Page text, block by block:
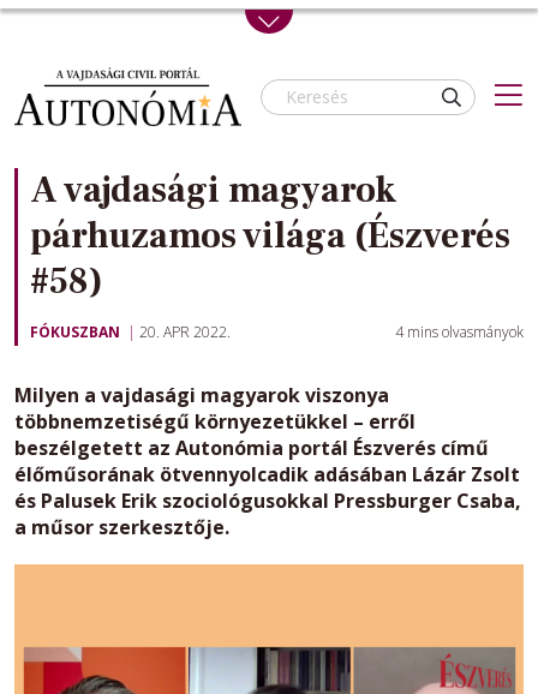
Skip to main content
A vajdasági magyarok
párhuzamos világa (Észverés
#58)
FÓKUSZBAN 20. APR 2022. 4 mins olvasmányok
Milyen a vajdasági magyarok viszonya
többnemzetiségű környezetükkel – erről
beszélgetett az Autonómia portál Észverés című
élőműsorának ötvennyolcadik adásában Lázár Zsolt
és Palusek Erik szociológusokkal Pressburger Csaba,
a műsor szerkesztője.